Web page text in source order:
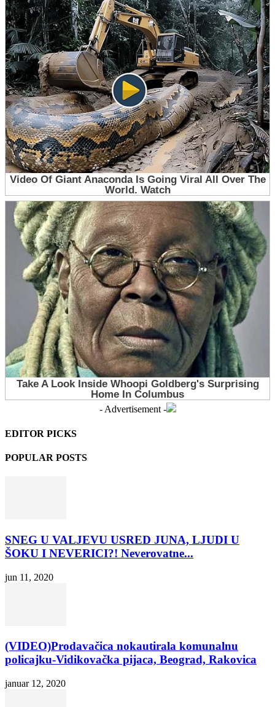
- Advertisement -
EDITOR PICKS
POPULAR POSTS
SNEG U VALJEVU USRED JUNA, LJUDI U
ŠOKU I NEVERICI?! Neverovatne...
jun 11, 2020
(VIDEO)Prodavačica nokautirala komunalnu
policajku-Vidikovačka pijaca, Beograd, Rakovica
januar 12, 2020